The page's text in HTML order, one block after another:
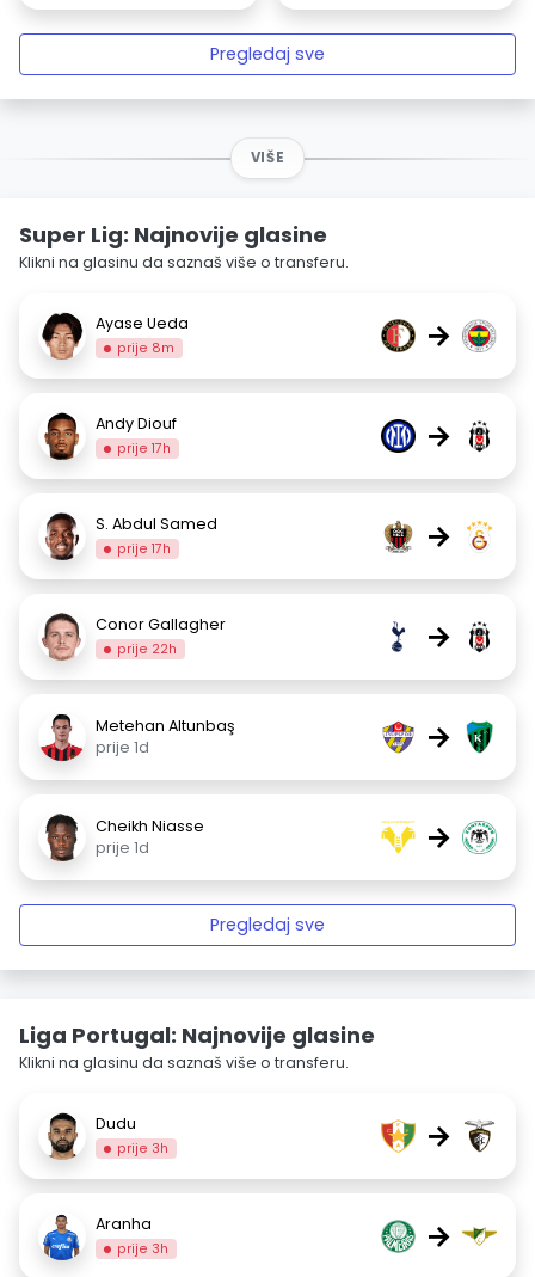
Pregledaj sve
VIŠE
Super Lig: Najnovije glasine
Klikni na glasinu da saznaš više o transferu.
Ayase Ueda
prije 8m →
Andy Diouf
prije 17h →
S. Abdul Samed
prije 17h →
Conor Gallagher
prije 22h →
Metehan Altunbaş
prije 1d
→
Cheikh Niasse
prije 1d
→
Pregledaj sve
Liga Portugal: Najnovije glasine
Klikni na glasinu da saznaš više o transferu.
Dudu
prije 3h →
Aranha
prije 3h →